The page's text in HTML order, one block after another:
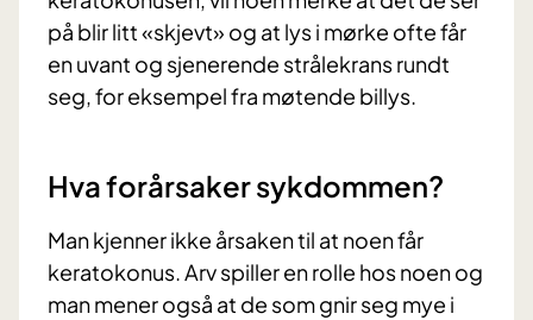
på blir litt «skjevt» og at lys i mørke ofte får
en uvant og sjenerende strålekrans rundt
seg, for eksempel fra møtende billys.
Hva forårsaker sykdommen?
Man kjenner ikke årsaken til at noen får
keratokonus. Arv spiller en rolle hos noen og
man mener også at de som gnir seg mye i